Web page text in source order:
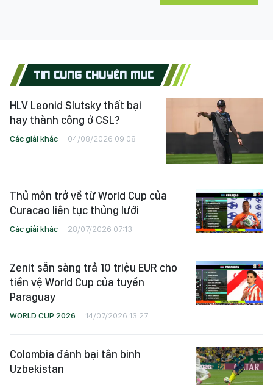
TIN CÙNG CHUYÊN MỤC
HLV Leonid Slutsky thất bại
hay thành công ở CSL?
Các giải khác 04/08/2026 09:08
Thủ môn trở về từ World Cup của
Curacao liên tục thủng lưới
Các giải khác 28/07/2026 07:13
Zenit sẵn sàng trả 10 triệu EUR cho
tiền vệ World Cup của tuyển
Paraguay
WORLD CUP 2026 14/07/2026 13:27
Colombia đánh bại tân binh
Uzbekistan